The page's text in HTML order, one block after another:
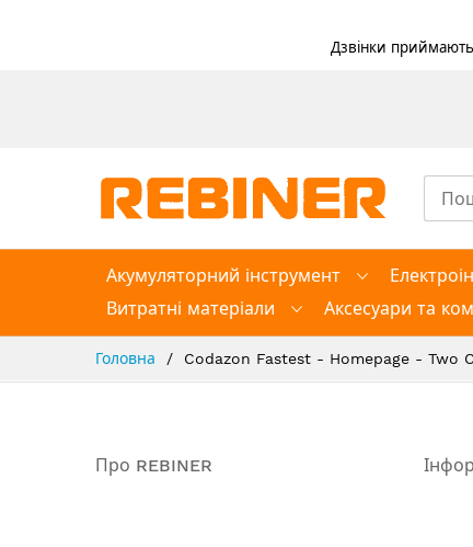
Дзвінки
Акумуляторний інструмент
Витратні матеріали
Аксесуари та
Головна Codazon Fastest - Homepage - Two
Про REBINER